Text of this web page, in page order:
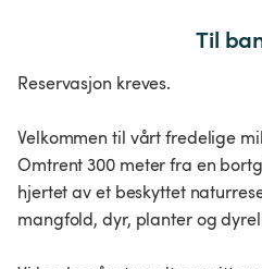
Til
Reservasjon kreves.
Velkommen til vårt fredelige
Omtrent 300 meter fra en
hjertet av et beskyttet
mangfold, dyr, planter og